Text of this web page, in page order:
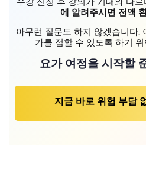
에 알려주시면 전액
아무런 질문도 하지 않겠습니다.
가를 접할 수 있도록 하기
요가 여정을 시작할
지금 바로 위험 부담